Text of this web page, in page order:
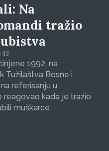
Na
tražio
1992. na
Tužilaštva Bosne i
referisanju u
reagovao kada je tražio
muškarce.